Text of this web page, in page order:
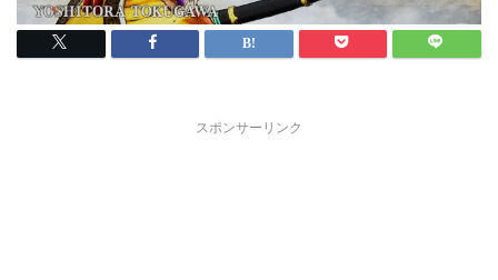
スポンサーリンク